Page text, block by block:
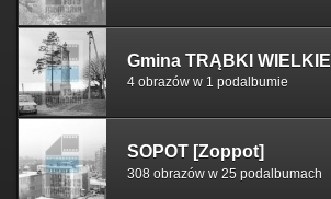
Gmina TRĄBKI WIELKIE
4 obrazów w 1 podalbumie
SOPOT [Zoppot]
308 obrazów w 25 podalbumach